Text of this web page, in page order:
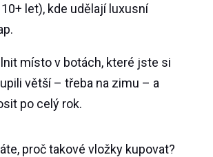
let), kde udělají luxusní
místo v botách, které jste si
větší – třeba na zimu – a
po celý rok.
proč takové vložky kupovat?